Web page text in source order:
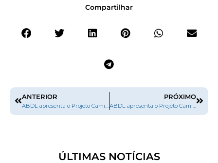
Compartilhar
ANTERIOR PRÓXIMO
ÚLTIMAS NOTÍCIAS